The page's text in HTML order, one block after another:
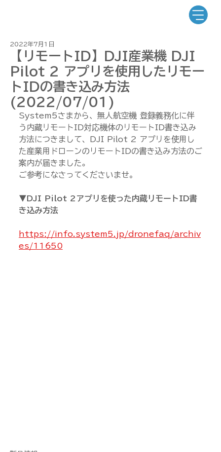
【リモートID】DJI産業機 DJI
Pilot 2 アプリを使用したリモー
トIDの書き込み方法
(2022/07/01)
2022年7月1日
System5さまから、無人航空機 登録義務化に伴
う内蔵リモートID対応機体のリモートID書き込み
方法につきまして、DJI Pilot 2 アプリを使用し
た産業用ドローンのリモートIDの書き込み方法のご
案内が届きました。
ご参考になさってくださいませ。
▼DJI Pilot 2アプリを使った内蔵リモートID書
き込み方法
https://info.system5.jp/dronefaq/archiv
es/11650